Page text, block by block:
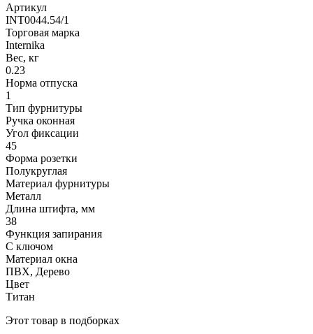
Артикул
INT0044.54/1
Торговая марка
Internika
Вес, кг
0.23
Норма отпуска
1
Тип фурнитуры
Ручка оконная
Угол фиксации
45
Форма розетки
Полукруглая
Материал фурнитуры
Металл
Длина штифта, мм
38
Функция запирания
С ключом
Материал окна
ПВХ, Дерево
Цвет
Титан
Этот товар в подборках